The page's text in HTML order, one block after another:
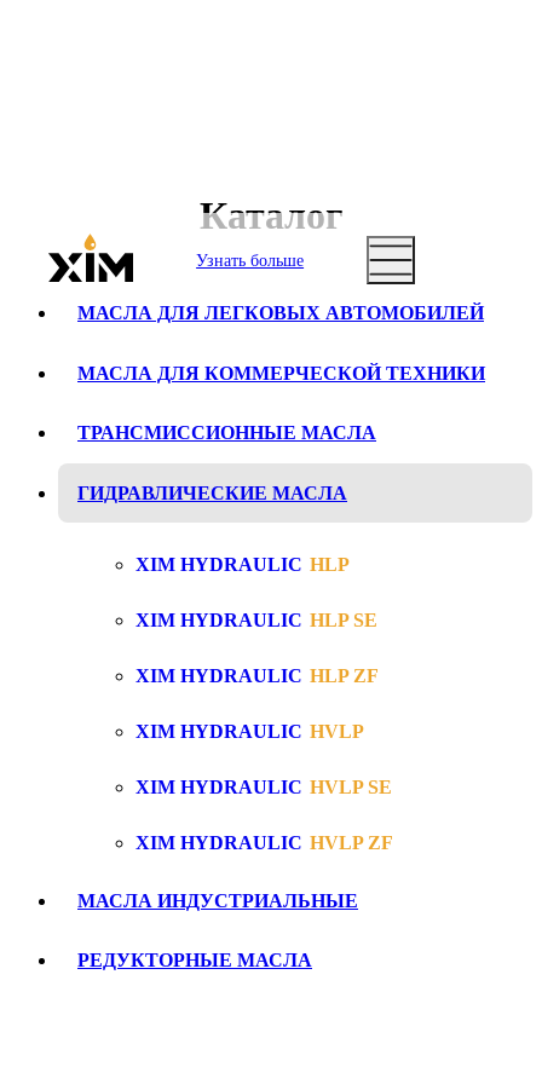
Узнать больше
Каталог
МАСЛА ДЛЯ ЛЕГКОВЫХ АВТОМОБИЛЕЙ
МАСЛА ДЛЯ КОММЕРЧЕСКОЙ ТЕХНИКИ
ТРАНСМИССИОННЫЕ МАСЛА
ГИДРАВЛИЧЕСКИЕ МАСЛА
XIM HYDRAULIC HLP
XIM HYDRAULIC HLP SE
XIM HYDRAULIC HLP ZF
XIM HYDRAULIC HVLP
XIM HYDRAULIC HVLP SE
XIM HYDRAULIC HVLP ZF
МАСЛА ИНДУСТРИАЛЬНЫЕ
РЕДУКТОРНЫЕ МАСЛА